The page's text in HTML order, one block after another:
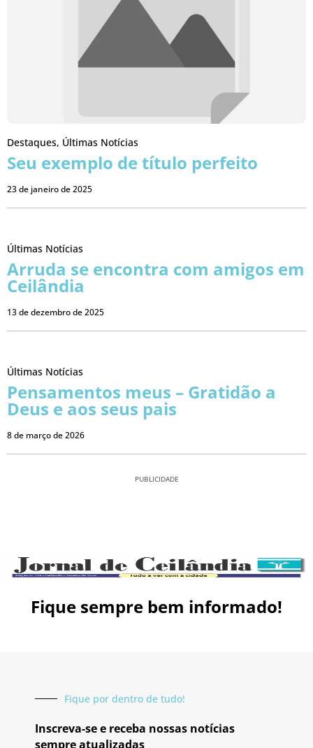
Destaques, Últimas Notícias
Seu exemplo de título perfeito
23 de janeiro de 2025
Últimas Notícias
Arruda se encontra com amigos em
Ceilândia
13 de dezembro de 2025
Últimas Notícias
Pensamentos meus – Gratidão a
Deus e aos seus pais
8 de março de 2026
PUBLICIDADE
Fique sempre bem informado!
Fique por dentro de tudo!
Inscreva-se e receba nossas notícias
sempre atualizadas